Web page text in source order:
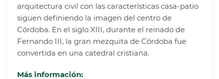
arquitectura civil con las características casa-patio
siguen definiendo la imagen del centro de
Córdoba. En el siglo XIII, durante el reinado de
Fernando III, la gran mezquita de Córdoba fue
convertida en una catedral cristiana.
Más información: